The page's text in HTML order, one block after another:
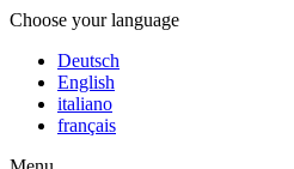
Choose your language
Deutsch
English
italiano
français